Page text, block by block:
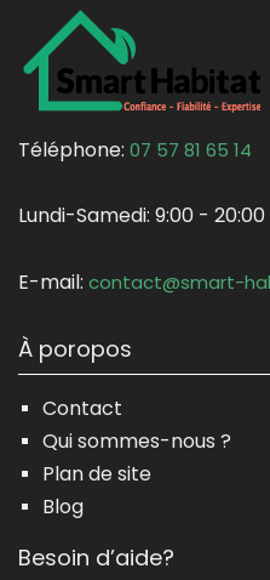
Téléphone: 07 57 81 65 14
Lundi-Samedi: 9:00 - 20:00
E-mail: contact@smart-
À poropos
Contact
Qui sommes-nous ?
Plan de site
Blog
Besoin d’aide?